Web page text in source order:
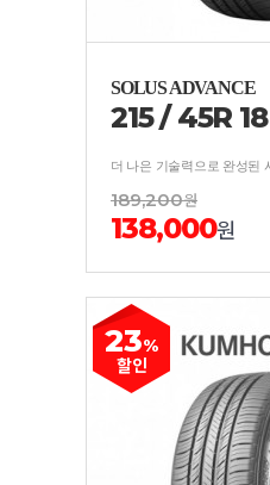
SOLUS ADVANCE
215/45R 18
189,200원
138,000원
23%
할인